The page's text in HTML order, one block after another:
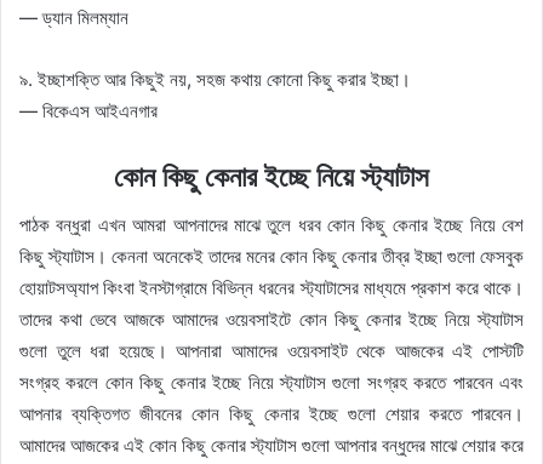
— ড্যান মিলম্যান
৯. ইচ্ছাশক্তি আর কিছুই নয়, সহজ কথায় কোনো কিছু করার ইচ্ছা।
— বিকেএস আইএনগার
কোন কিছু কেনার ইচ্ছে নিয়ে স্ট্যাটাস
পাঠক বন্ধুরা এখন আমরা আপনাদের মাঝে তুলে ধরব কোন কিছু কেনার ইচ্ছে নিয়ে বেশ
কিছু স্ট্যাটাস। কেননা অনেকেই তাদের মনের কোন কিছু কেনার তীব্র ইচ্ছা গুলো ফেসবুক
হোয়াটসঅ্যাপ কিংবা ইনস্টাগ্রামে বিভিন্ন ধরনের স্ট্যাটাসের মাধ্যমে প্রকাশ করে থাকে।
তাদের কথা ভেবে আজকে আমাদের ওয়েবসাইটে কোন কিছু কেনার ইচ্ছে নিয়ে স্ট্যাটাস
গুলো তুলে ধরা হয়েছে। আপনারা আমাদের ওয়েবসাইট থেকে আজকের এই পোস্টটি
সংগ্রহ করলে কোন কিছু কেনার ইচ্ছে নিয়ে স্ট্যাটাস গুলো সংগ্রহ করতে পারবেন এবং
আপনার ব্যক্তিগত জীবনের কোন কিছু কেনার ইচ্ছে গুলো শেয়ার করতে পারবেন।
আমাদের আজকের এই কোন কিছু কেনার স্ট্যাটাস গুলো আপনার বন্ধুদের মাঝে শেয়ার করে